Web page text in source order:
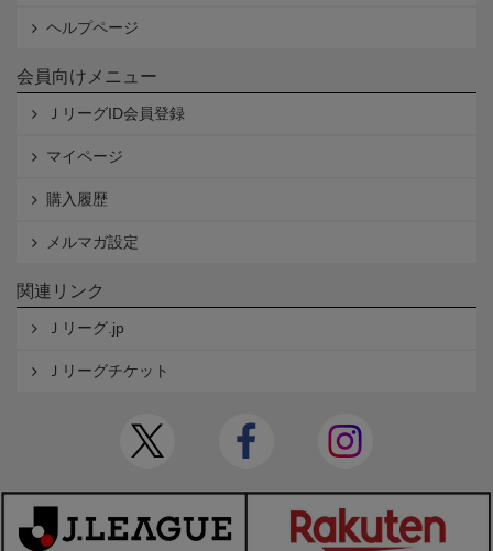
ヘルプページ
会員向けメニュー
ＪリーグID会員登録
マイページ
購入履歴
メルマガ設定
関連リンク
Ｊリーグ.jp
Ｊリーグチケット